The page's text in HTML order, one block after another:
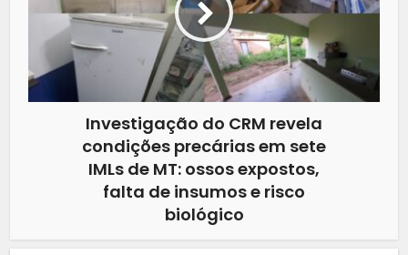
Investigação do CRM revela
condições precárias em sete
IMLs de MT: ossos expostos,
falta de insumos e risco
biológico